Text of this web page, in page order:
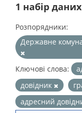
1 набір
Розпорядники:
Державне
Ключові слова:
довідник
адресний